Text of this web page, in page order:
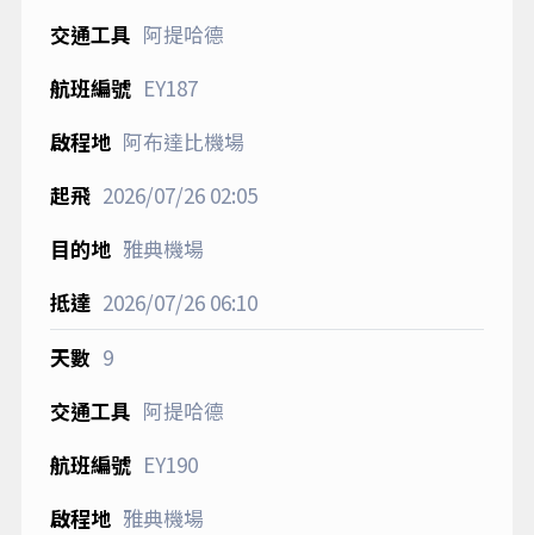
阿提哈德
EY187
阿布達比機場
2026/07/2602:05
雅典機場
2026/07/2606:10
9
阿提哈德
EY190
雅典機場